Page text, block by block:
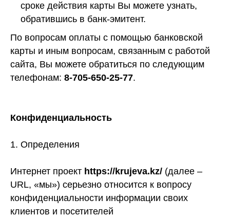
сроке действия карты Вы можете узнать,
обратившись в банк-эмитент.
По вопросам оплаты с помощью банковской
карты и иным вопросам, связанным с работой
сайта, Вы можете обратиться по следующим
телефонам: 8-705-650-25-77.
Конфиденциальность
1. Определения
Интернет проект https://krujeva.kz/ (далее –
URL, «мы») серьезно относится к вопросу
конфиденциальности информации своих
клиентов и посетителей